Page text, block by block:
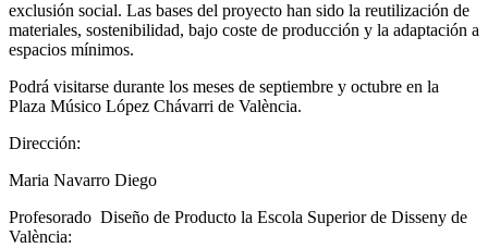
exclusión social. Las bases del proyecto han sido la reutilización de
materiales, sostenibilidad, bajo coste de producción y la adaptación a
espacios mínimos.
Podrá visitarse durante los meses de septiembre y octubre en la
Plaza Músico López Chávarri de València.
Dirección:
Maria Navarro Diego
Profesorado Diseño de Producto la Escola Superior de Disseny de
València: